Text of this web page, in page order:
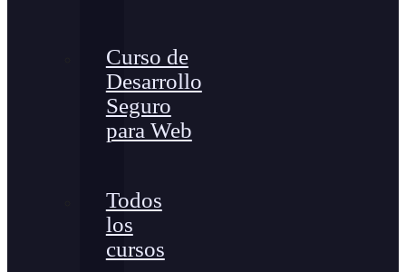
Curso de
Desarrollo
Seguro
para Web
Todos
los
cursos